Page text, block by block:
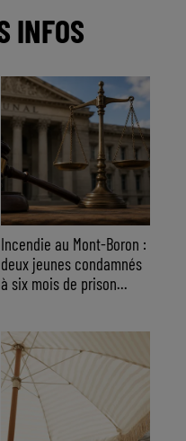
INFOS
Incendie au Mont-Boron :
deux jeunes condamnés
à six mois de prison...